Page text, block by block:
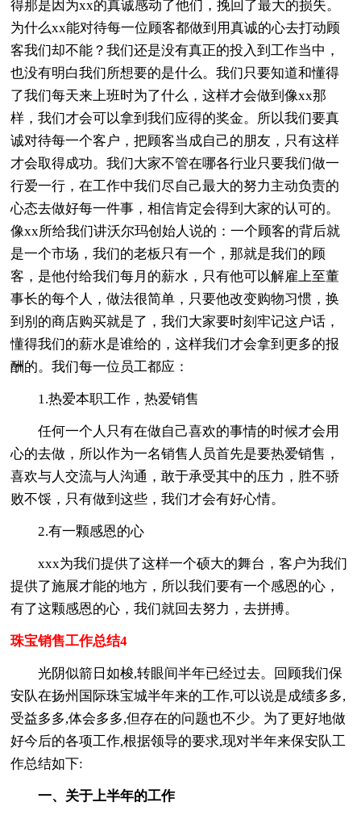
得那是因为xx的真诚感动了他们，挽回了最大的损失。
为什么xx能对待每一位顾客都做到用真诚的心去打动顾
客我们却不能？我们还是没有真正的投入到工作当中，
也没有明白我们所想要的是什么。我们只要知道和懂得
了我们每天来上班时为了什么，这样才会做到像xx那
样，我们才会可以拿到我们应得的奖金。所以我们要真
诚对待每一个客户，把顾客当成自己的朋友，只有这样
才会取得成功。我们大家不管在哪各行业只要我们做一
行爱一行，在工作中我们尽自己最大的努力主动负责的
心态去做好每一件事，相信肯定会得到大家的认可的。
像xx所给我们讲沃尔玛创始人说的：一个顾客的背后就
是一个市场，我们的老板只有一个，那就是我们的顾
客，是他付给我们每月的薪水，只有他可以解雇上至董
事长的每个人，做法很简单，只要他改变购物习惯，换
到别的商店购买就是了，我们大家要时刻牢记这户话，
懂得我们的薪水是谁给的，这样我们才会拿到更多的报
酬的。我们每一位员工都应：
1.热爱本职工作，热爱销售
任何一个人只有在做自己喜欢的事情的时候才会用
心的去做，所以作为一名销售人员首先是要热爱销售，
喜欢与人交流与人沟通，敢于承受其中的压力，胜不骄
败不馁，只有做到这些，我们才会有好心情。
2.有一颗感恩的心
xxx为我们提供了这样一个硕大的舞台，客户为我们
提供了施展才能的地方，所以我们要有一个感恩的心，
有了这颗感恩的心，我们就回去努力，去拼搏。
珠宝销售工作总结4
光阴似箭日如梭,转眼间半年已经过去。回顾我们保
安队在扬州国际珠宝城半年来的工作,可以说是成绩多多,
受益多多,体会多多,但存在的问题也不少。为了更好地做
好今后的各项工作,根据领导的要求,现对半年来保安队工
作总结如下:
一、关于上半年的工作